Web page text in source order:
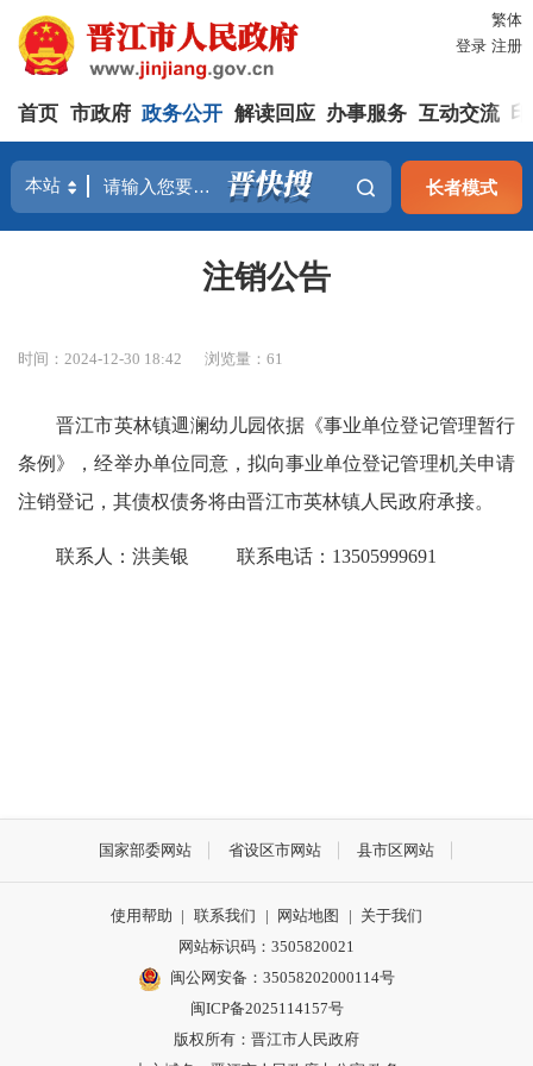
繁体
登录 注册
首页 市政府 政务公开 解读回应 办事服务 互动交流
长者模式
注销公告
时间：2024-12-30 18:42 浏览量：61
晋江市英林镇逥澜幼儿园依据《事业单位登记管理暂行
条例》，经举办单位同意，拟向事业单位登记管理机关申请
注销登记，其债权债务将由晋江市英林镇人民政府承接。
联系人：洪美银 联系电话：13505999691
国家部委网站 省设区市网站 县市区网站
使用帮助 | 联系我们 | 网站地图 | 关于我们
网站标识码：3505820021
闽公网安备：35058202000114号
闽ICP备2025114157号
版权所有：晋江市人民政府